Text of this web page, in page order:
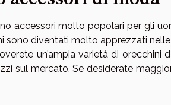
accessori molto popolari per gli
sono diventati molto apprezzati
un’ampia varietà di orecchini
sul mercato. Se desiderate